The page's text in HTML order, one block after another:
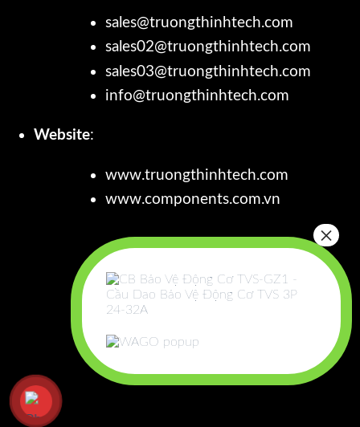
sales@truongthinhtech.com
sales02@truongthinhtech.com
sales03@truongthinhtech.com
info@truongthinhtech.com
Website:
www.truongthinhtech.com
www.components.com.vn